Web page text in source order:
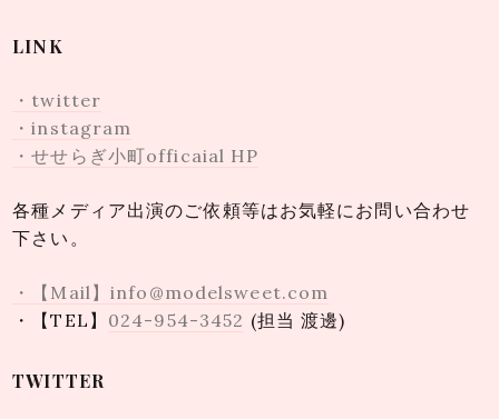
LINK
・twitter
・instagram
・せせらぎ小町officaial HP
各種メディア出演のご依頼等はお気軽にお問い合わせ
下さい。
・【Mail】info@modelsweet.com
・【TEL】 024-954-3452 (担当 渡邊)
TWITTER